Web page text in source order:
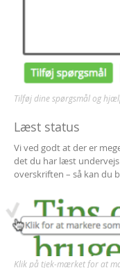
Tilføj dine spørgsmål og
Læst status
Vi ved godt at der er
det du har læst
overskriften – så kan du
Klik på tjek-mærket for at